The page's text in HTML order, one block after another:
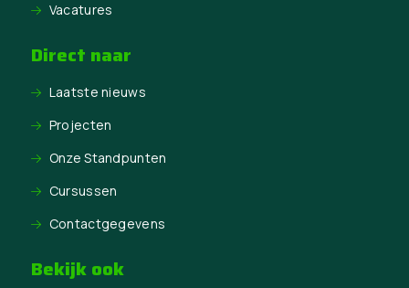
Vacatures
Direct naar
Laatste nieuws
Projecten
Onze Standpunten
Cursussen
Contactgegevens
Bekijk ook